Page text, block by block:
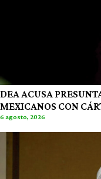
DEA ACUSA
MEXICANOS CON
6 agosto, 2026